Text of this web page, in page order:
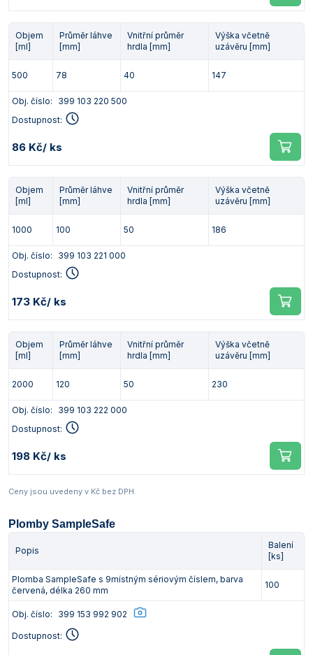
Objem
[ml]
Průměr láhve
[mm]
Vnitřní průměr
hrdla [mm]
Výška včetně
uzávěru [mm]
500 78 40 147
Obj. číslo:
399 103 220 500
Dostupnost:
86 Kč/ ks
Objem
[ml]
Průměr láhve
[mm]
Vnitřní průměr
hrdla [mm]
Výška včetně
uzávěru [mm]
1000 100 50 186
Obj. číslo:
399 103 221 000
Dostupnost:
173 Kč/ ks
Objem
[ml]
Průměr láhve
[mm]
Vnitřní průměr
hrdla [mm]
Výška včetně
uzávěru [mm]
2000 120 50 230
Obj. číslo:
399 103 222 000
Dostupnost:
198 Kč/ ks
Ceny jsou uvedeny v Kč bez DPH.
Plomby SampleSafe
Popis
Balení
[ks]
Plomba SampleSafe s 9místným sériovým číslem, barva
červená, délka 260 mm
100
Obj. číslo: 399 153 992 902
Dostupnost: